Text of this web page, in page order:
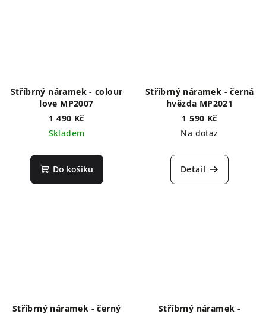
Stříbrný náramek - colour
love MP2007
1 490 Kč
Skladem
Do košíku
Stříbrný náramek - černá
hvězda MP2021
1 590 Kč
Na dotaz
Detail
Stříbrný náramek - černý
Stříbrný náramek -